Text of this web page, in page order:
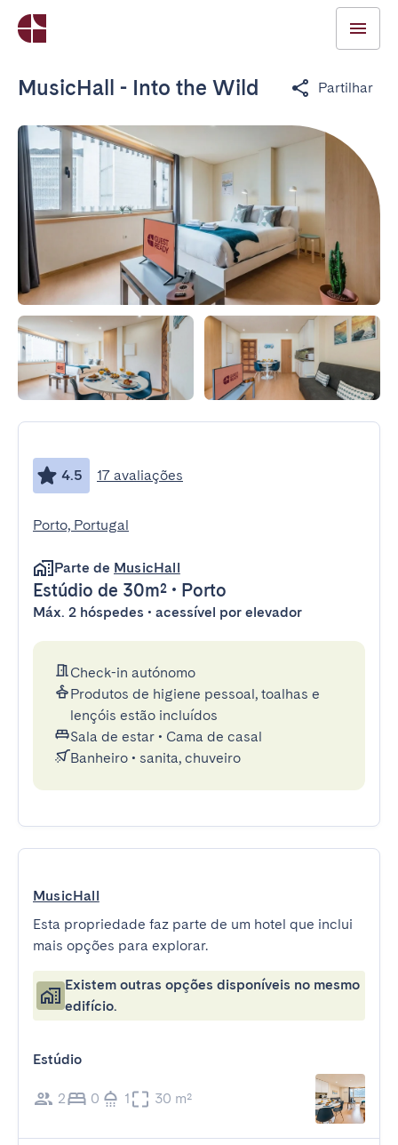
MusicHall - Into the Wild Partilhar
4.5 17 avaliações
Porto, Portugal
Parte de MusicHall
Estúdio de 30m² • Porto
Máx. 2 hóspedes • acessível por elevador
Check-in autónomo
Produtos de higiene pessoal, toalhas e
lençóis estão incluídos
Sala de estar • Cama de casal
Banheiro • sanita, chuveiro
MusicHall
Esta propriedade faz parte de um hotel que inclui
mais opções para explorar.
Existem outras opções disponíveis no mesmo
edifício.
Estúdio
2 0 1 30 m²